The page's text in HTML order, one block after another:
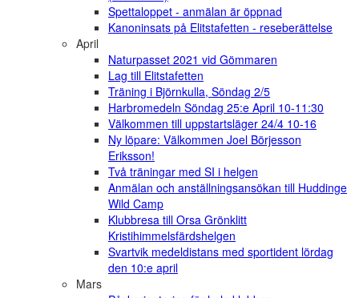
Spettaloppet - anmälan är öppnad
Kanoninsats på Elitstafetten - reseberättelse
April
Naturpasset 2021 vid Gömmaren
Lag till Elitstafetten
Träning i Björnkulla, Söndag 2/5
Harbromedeln Söndag 25:e April 10-11:30
Välkommen till uppstartsläger 24/4 10-16
Ny löpare: Välkommen Joel Börjesson
Eriksson!
Två träningar med SI i helgen
Anmälan och anställningsansökan till Huddinge
Wild Camp
Klubbresa till Orsa Grönklitt
Kristihimmelsfärdshelgen
Svartvik medeldistans med sportident lördag
den 10:e april
Mars